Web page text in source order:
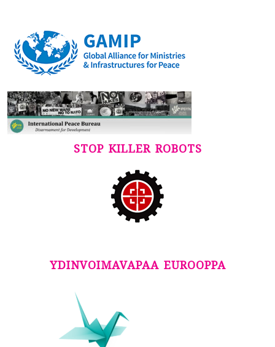
STOP KILLER ROBOTS
YDINVOIMAVAPAA EUROOPPA